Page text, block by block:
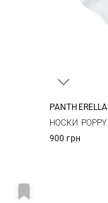
PANTHERELLA
НОСКИ POPPY
900 грн